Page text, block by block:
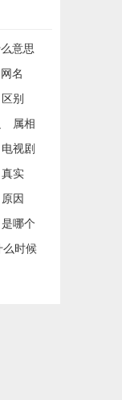
意思
网名
区别
属相
电视剧
真实
原因
是哪个
么时候